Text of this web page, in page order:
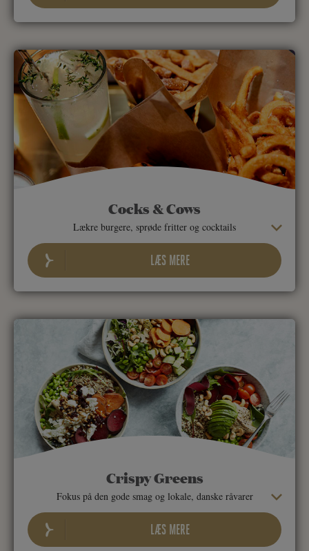
Cocks & Cows
Lækre burgere, sprøde fritter og cocktails
LÆS MERE
Crispy Greens
Fokus på den gode smag og lokale, danske råvarer
LÆS MERE